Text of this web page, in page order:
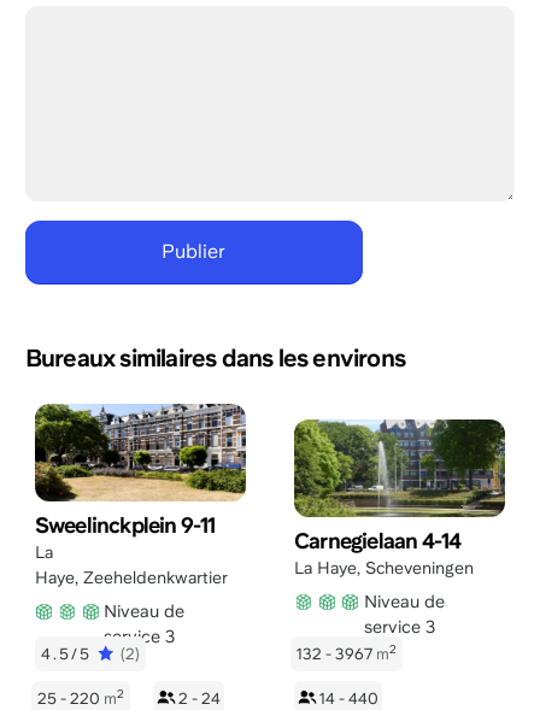
Bureaux similaires dans les environs
Sweelinckplein 9-11
La
Haye, Zeeheldenkwartier
Niveau de
service 3
4.5/5 (2)
25 - 220 m2 2 - 24
Carnegielaan 4-14
La Haye, Scheveningen
Niveau de
service 3
132 - 3967 m2
14 - 440